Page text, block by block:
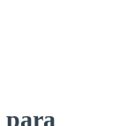
para